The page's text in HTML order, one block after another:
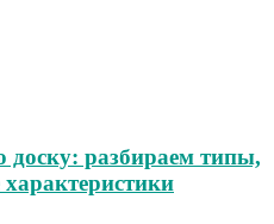
разбираем типы,